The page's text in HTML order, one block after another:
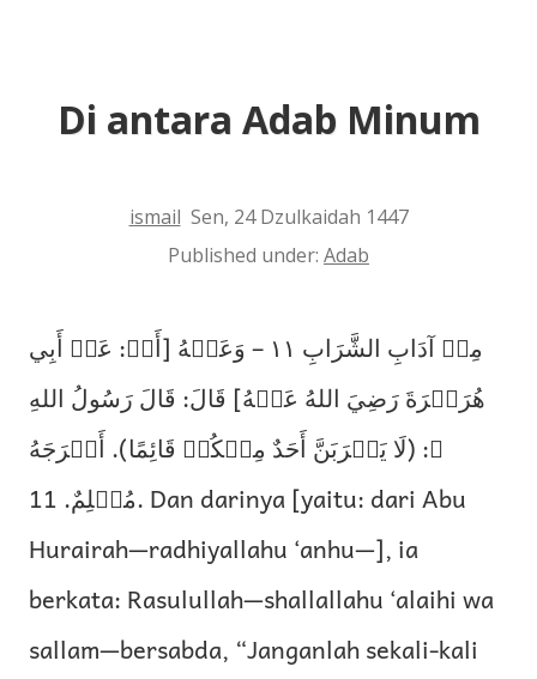
Di antara Adab Minum
ismail Sen, 24 Dzulkaidah 1447
Published under: Adab
مِنۡ آدَابِ الشَّرَابِ ١١ – وَعَنۡهُ [أَيۡ: عَنۡ أَبِي
هُرَيۡرَةَ رَضِيَ اللهُ عَنۡهُ] قَالَ: قَالَ رَسُولُ اللهِ
ﷺ: (لَا يَشۡرَبَنَّ أَحَدٌ مِنۡكُمۡ قَائِمًا). أَخۡرَجَهُ
مُسۡلِمٌ. 11. Dan darinya [yaitu: dari Abu
Hurairah—radhiyallahu ‘anhu—], ia
berkata: Rasulullah—shallallahu ‘alaihi wa
sallam—bersabda, “Janganlah sekali-kali